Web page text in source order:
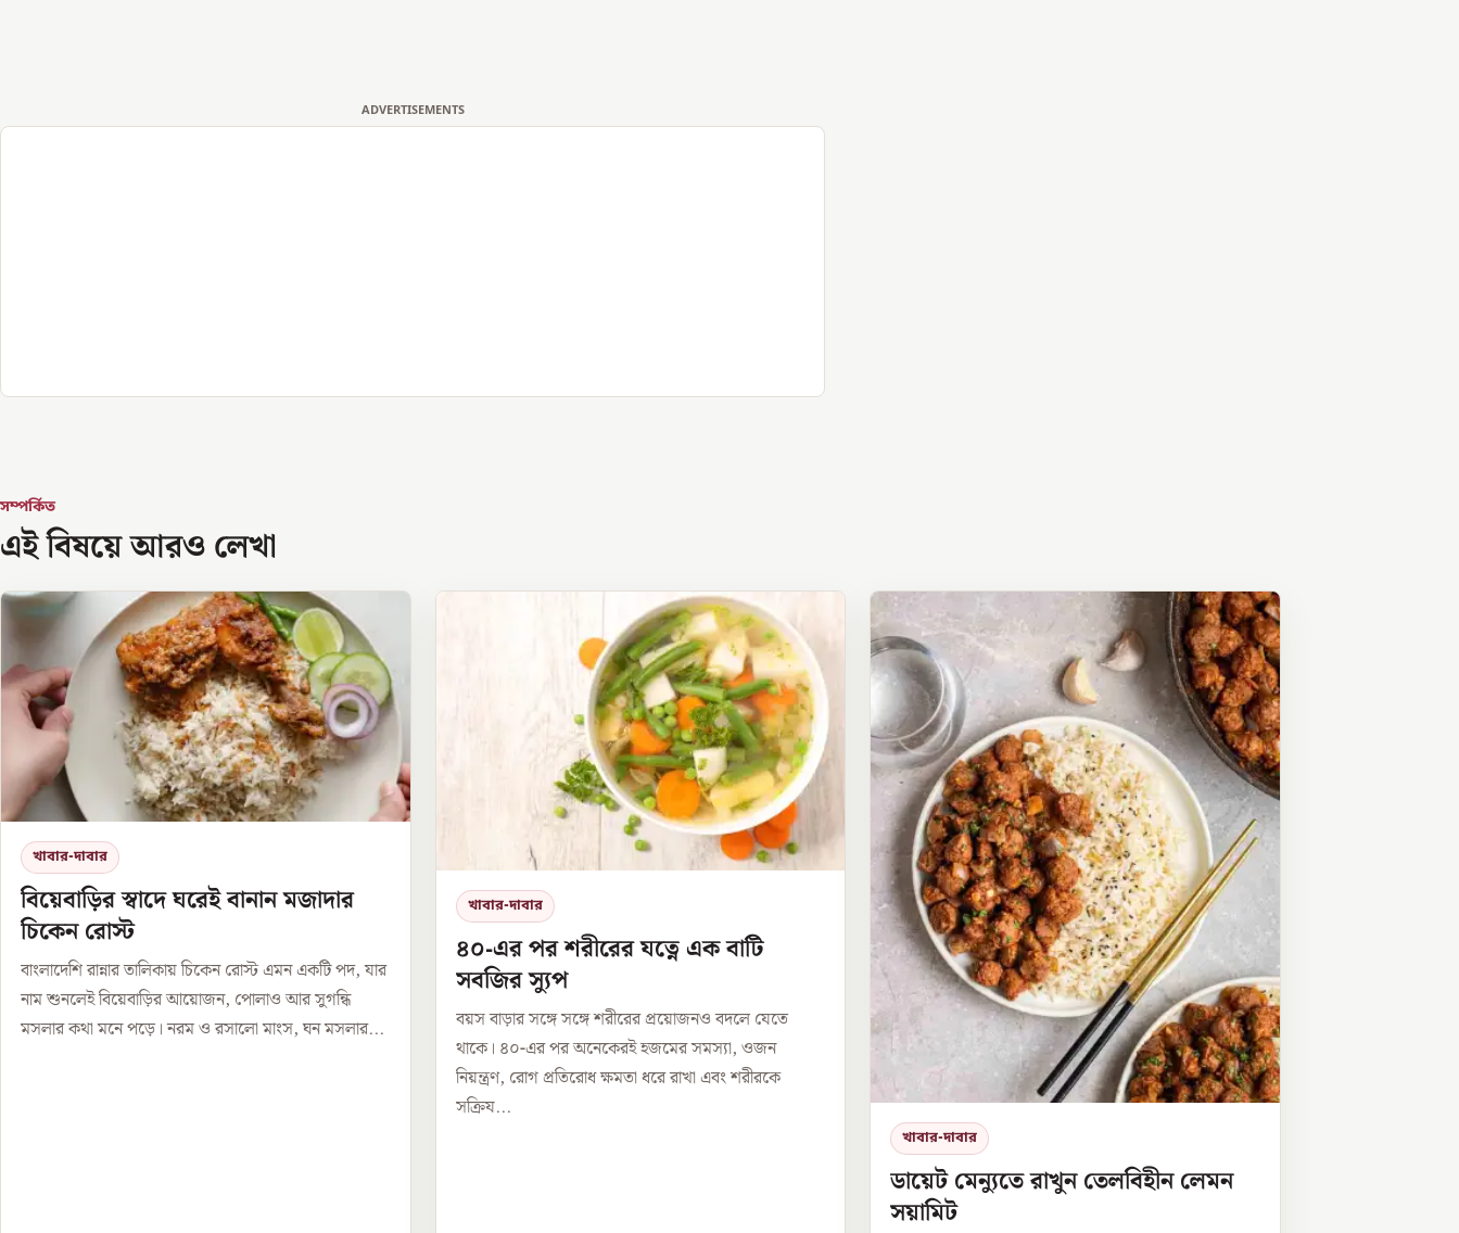
ADVERTISEMENTS
সম্পর্কিত
এই বিষয়ে আরও লেখা
খাবার-দাবার
বিয়েবাড়ির স্বাদে ঘরেই বানান মজাদার
চিকেন রোস্ট
বাংলাদেশি রান্নার তালিকায় চিকেন রোস্ট এমন একটি পদ, যার
নাম শুনলেই বিয়েবাড়ির আয়োজন, পোলাও আর সুগন্ধি
মসলার কথা মনে পড়ে। নরম ও রসালো মাংস, ঘন মসলার...
খাবার-দাবার
৪০-এর পর শরীরের যত্নে এক বাটি
সবজির স্যুপ
বয়স বাড়ার সঙ্গে সঙ্গে শরীরের প্রয়োজনও বদলে যেতে
থাকে। ৪০-এর পর অনেকেরই হজমের সমস্যা, ওজন
নিয়ন্ত্রণ, রোগ প্রতিরোধ ক্ষমতা ধরে রাখা এবং শরীরকে
সক্রিয...
খাবার-দাবার
ডায়েট মেন্যুতে রাখুন তেলবিহীন লেমন
সয়ামিট